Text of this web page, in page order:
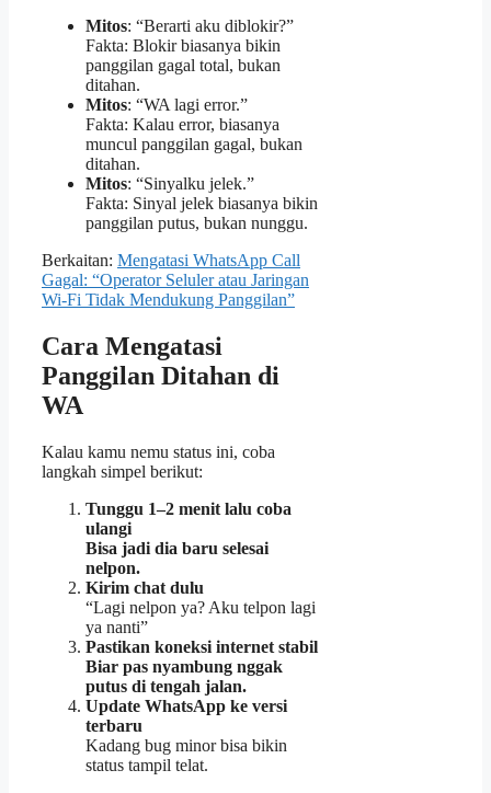
Mitos: “Berarti aku diblokir?”
Fakta: Blokir biasanya bikin
panggilan gagal total, bukan
ditahan.
Mitos: “WA lagi error.”
Fakta: Kalau error, biasanya
muncul panggilan gagal, bukan
ditahan.
Mitos: “Sinyalku jelek.”
Fakta: Sinyal jelek biasanya bikin
panggilan putus, bukan nunggu.
Berkaitan: Mengatasi WhatsApp Call
Gagal: “Operator Seluler atau Jaringan
Wi-Fi Tidak Mendukung Panggilan”
Cara Mengatasi
Panggilan Ditahan di
WA
Kalau kamu nemu status ini, coba
langkah simpel berikut:
Tunggu 1–2 menit lalu coba
ulangi
Bisa jadi dia baru selesai
nelpon.
Kirim chat dulu
“Lagi nelpon ya? Aku telpon lagi
ya nanti”
Pastikan koneksi internet stabil
Biar pas nyambung nggak
putus di tengah jalan.
Update WhatsApp ke versi
terbaru
Kadang bug minor bisa bikin
status tampil telat.